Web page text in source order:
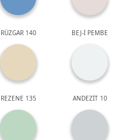
RÜZGAR 140 BEJ-İ PEMBE
REZENE 135 ANDEZİT 10